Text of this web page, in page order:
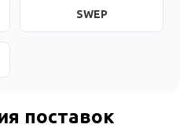
SWEP
поставок